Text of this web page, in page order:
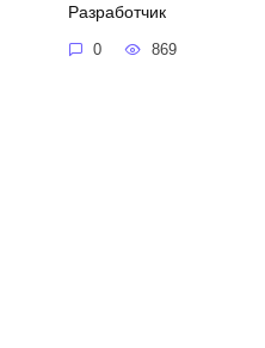
Разработчик
0 869